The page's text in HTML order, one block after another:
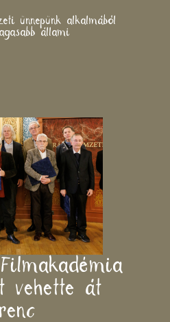
ünnepünk alkalmából
állami
vehette át